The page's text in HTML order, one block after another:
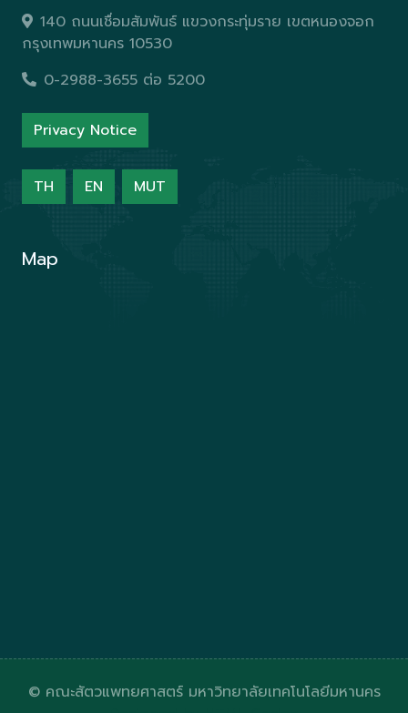
140 ถนนเชื่อมสัมพันธ์ แขวงกระทุ่มราย เขตหนองจอก
กรุงเทพมหานคร 10530
0-2988-3655 ต่อ 5200
Privacy Notice
TH EN MUT
Map
© คณะสัตวแพทยศาสตร์ มหาวิทยาลัยเทคโนโลยีมหานคร